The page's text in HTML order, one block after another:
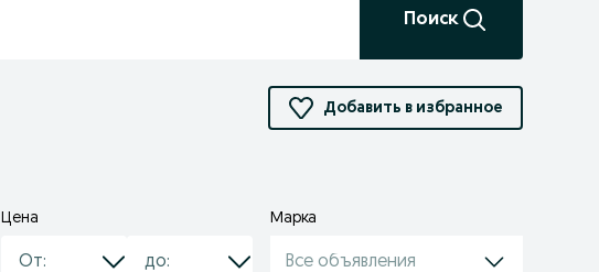
Поиск
Добавить в избранное
Цена Марка
Все объявления